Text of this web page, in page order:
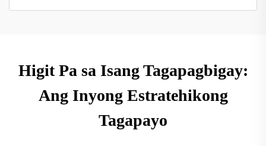
Higit Pa sa Isang Tagapagbigay:
Ang Inyong Estratehikong
Tagapayo